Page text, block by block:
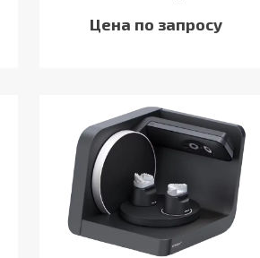
Цена по запросу